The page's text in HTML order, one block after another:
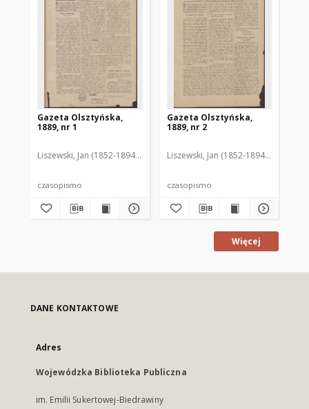
Gazeta Olsztyńska,
1889, nr 1
Liszewski, Jan (1852-1894). Red.
czasopismo
Gazeta Olsztyńska,
1889, nr 2
Liszewski, Jan (1852-1894). Red.
czasopismo
Więcej
DANE KONTAKTOWE
Adres
Wojewódzka Biblioteka Publiczna
im. Emilii Sukertowej-Biedrawiny